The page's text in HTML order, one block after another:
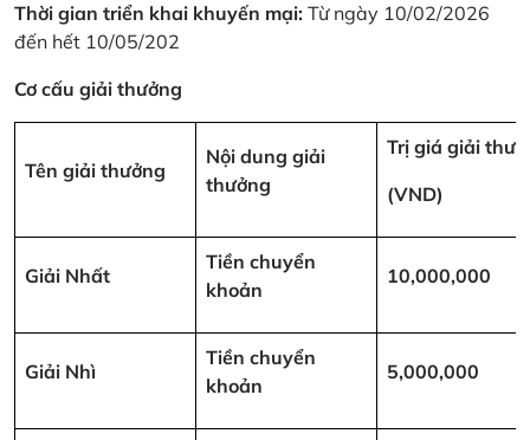
Thời gian triển khai khuyến mại: Từ ngày 10/02/2026
đến hết 10/05/202
Cơ cấu giải thưởng
Tên giải thưởng
Nội dung giải
thưởng
Trị giá giải
(VND)
Giải Nhất
Tiền chuyển
khoản
10,000,000
Giải Nhì
Tiền chuyển
khoản
5,000,000